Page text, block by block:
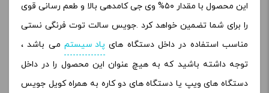
این محصول با مقدار ۵۰% وی جی کامدهی بالا و طعم رسانی قوی
را برای شما تضمین خواهد کرد .جویس سالت توت فرنگی نستی
مناسب استفاده در داخل دستگاه های پاد سیستم می باشد ،
توجه داشته باشید که به هیچ عنوان این محصول را در داخل
دستگاه های ویپ یا دستگاه های دو کاره به همراه کویل جویس